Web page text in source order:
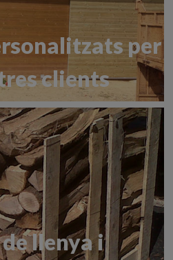
per
clients
llenya i